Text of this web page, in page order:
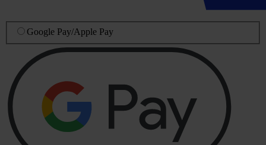
Google Pay/Apple Pay